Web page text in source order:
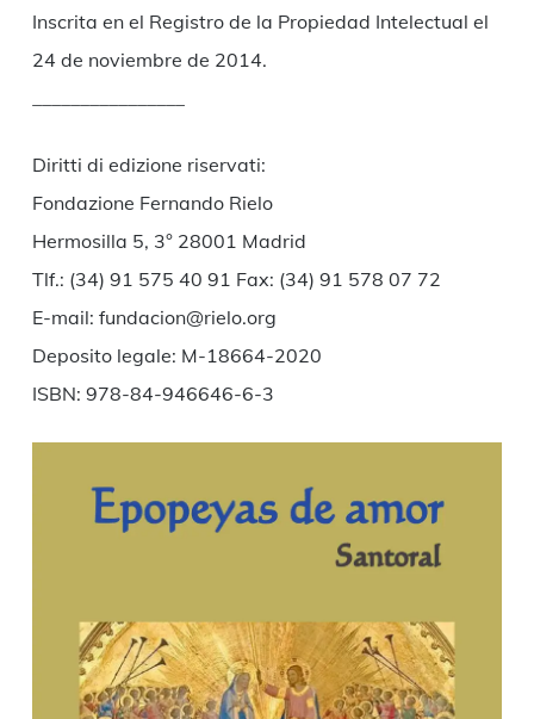
Inscrita en el Registro de la Propiedad Intelectual el
24 de noviembre de 2014.
Diritti di edizione riservati:
Fondazione Fernando Rielo
Hermosilla 5, 3° 28001 Madrid
Tlf.: (34) 91 575 40 91 Fax: (34) 91 578 07 72
E-mail: fundacion@rielo.org
Deposito legale: M-18664-2020
ISBN: 978-84-946646-6-3